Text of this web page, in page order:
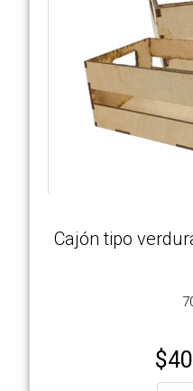
Cajón tipo
$